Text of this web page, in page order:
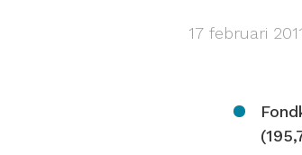
17 februari 2011